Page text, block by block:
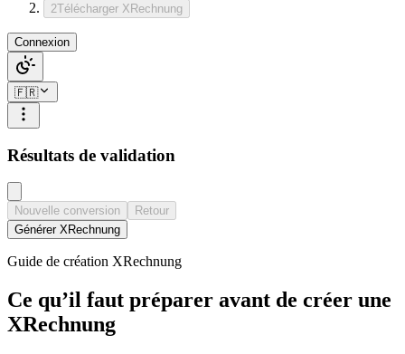
2Télécharger XRechnung
Connexion
🇫🇷
Résultats de validation
Nouvelle conversion
Retour
Générer XRechnung
Guide de création XRechnung
Ce qu’il faut préparer avant de créer une
XRechnung